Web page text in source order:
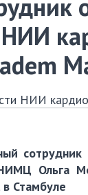
НИИ
НИИ
сотрудник
Ольга
Стамбуле